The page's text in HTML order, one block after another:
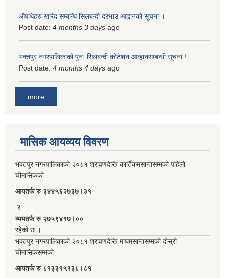
औषधिहरु खरिद सम्बन्धि सिलबन्दी दरभाउ आह्वानको सूचना ।
Post date: 4 months 3 days ago
भक्तपुर नगरपालिकाको पुनः सिलबन्दी कोटेशन आव्हानसम्बन्धी सूचना !
Post date: 4 months 4 days ago
more
मासिक आयव्यय विवरण
भक्तपुर नगरपालिकाको २०८१ श्रावणदेखि कार्तिकमसान्तसम्मको पहिलो
चौमासिकको
आयतर्फ रु‌ ३४४५६२७३७।३१
र
व्ययतर्फ रु २७५९४१७।००
रहेको छ ।
भक्तपुर नगरपालिकाको २०८१ श्रावणदेखि माघमसान्तसम्मको दोस्रो
चौमासिकसम्मको
आयतर्फ रु‌ ८१३३१५१३८।८१